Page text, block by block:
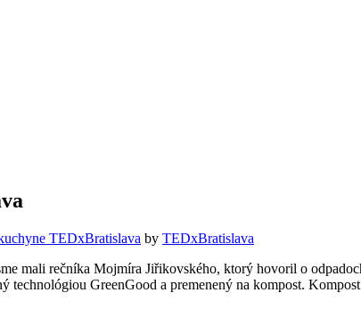
TEDxBratislava by TEDxBratislava
mali rečníka Mojmíra Jiřikovského, ktorý hovoril o
GreenGood a premenený na kompost.